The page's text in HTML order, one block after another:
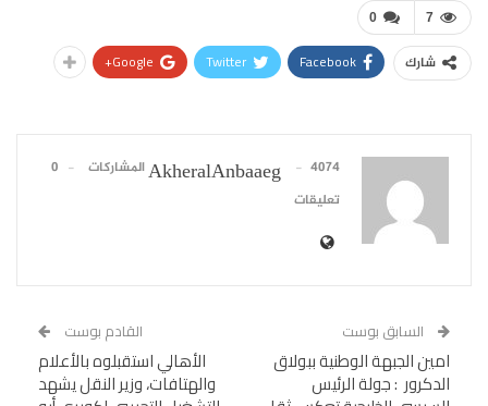
0 7
شارك Facebook
Twitter
Google+
AkheralAnbaaeg 4074 المشاركات
0
تعليقات
السابق بوست
امين الجبهة الوطنية ببولاق
الدكرور : جولة الرئيس
القادم بوست
الأهالي استقبلوه بالأعلام
والهتافات، وزير النقل يشهد